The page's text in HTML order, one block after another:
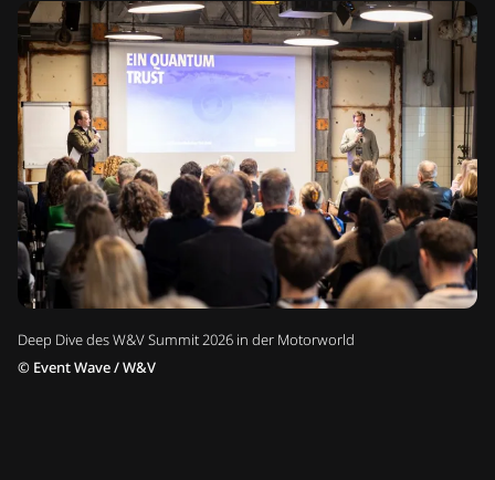
Deep Dive des W&V Summit 2026 in der Motorworld
© Event Wave / W&V